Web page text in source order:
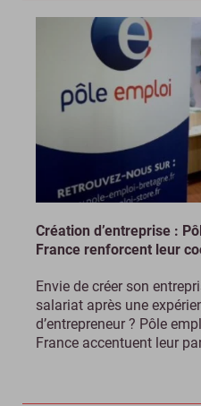
Création d’entreprise :
France renforcent leur
Envie de créer son
salariat après une
d’entrepreneur ? Pôle
France accentuent leur